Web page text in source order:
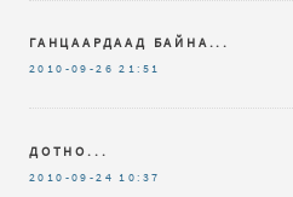
ГАНЦААРДААД БАЙНА...
2010-09-26 21:51
ДОТНО...
2010-09-24 10:37